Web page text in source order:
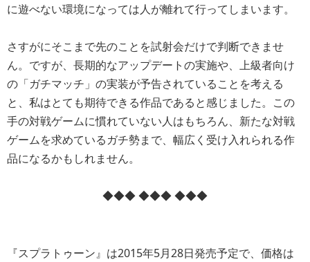
に遊べない環境になっては人が離れて行ってしまいます。
さすがにそこまで先のことを試射会だけで判断できませ
ん。ですが、長期的なアップデートの実施や、上級者向け
の「ガチマッチ」の実装が予告されていることを考える
と、私はとても期待できる作品であると感じました。この
手の対戦ゲームに慣れていない人はもちろん、新たな対戦
ゲームを求めているガチ勢まで、幅広く受け入れられる作
品になるかもしれません。
◆◆◆ ◆◆◆ ◆◆◆
『スプラトゥーン』は2015年5月28日発売予定で、価格は